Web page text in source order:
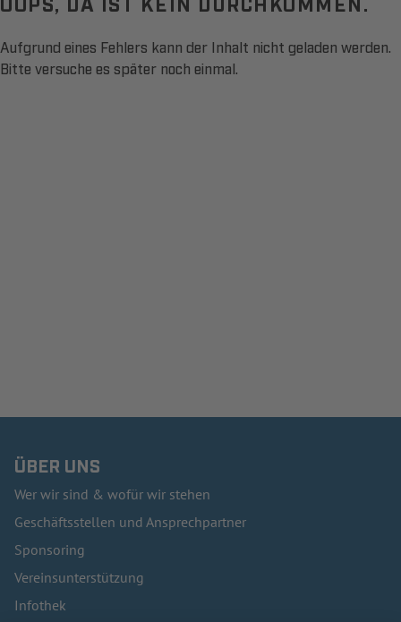
Aufgrund eines Fehlers kann der Inhalt nicht geladen werden.
Bitte versuche es später noch einmal.
ÜBER UNS
Wer wir sind & wofür wir stehen
Geschäftsstellen und Ansprechpartner
Sponsoring
Vereinsunterstützung
Infothek